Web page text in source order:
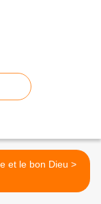
Le diable et le bon Dieu >